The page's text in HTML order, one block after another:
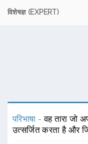
विशेषज्ञ (EXPERT)
परिभाषा -वह तारा जो
उत्सर्जित करता है और